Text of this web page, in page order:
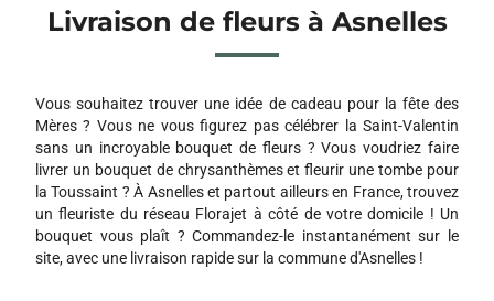
Livraison de fleurs à Asnelles
Vous souhaitez trouver une idée de cadeau pour la fête des
Mères ? Vous ne vous figurez pas célébrer la Saint-Valentin
sans un incroyable bouquet de fleurs ? Vous voudriez faire
livrer un bouquet de chrysanthèmes et fleurir une tombe pour
la Toussaint ? À Asnelles et partout ailleurs en France, trouvez
un fleuriste du réseau Florajet à côté de votre domicile ! Un
bouquet vous plaît ? Commandez-le instantanément sur le
site, avec une livraison rapide sur la commune d'Asnelles !